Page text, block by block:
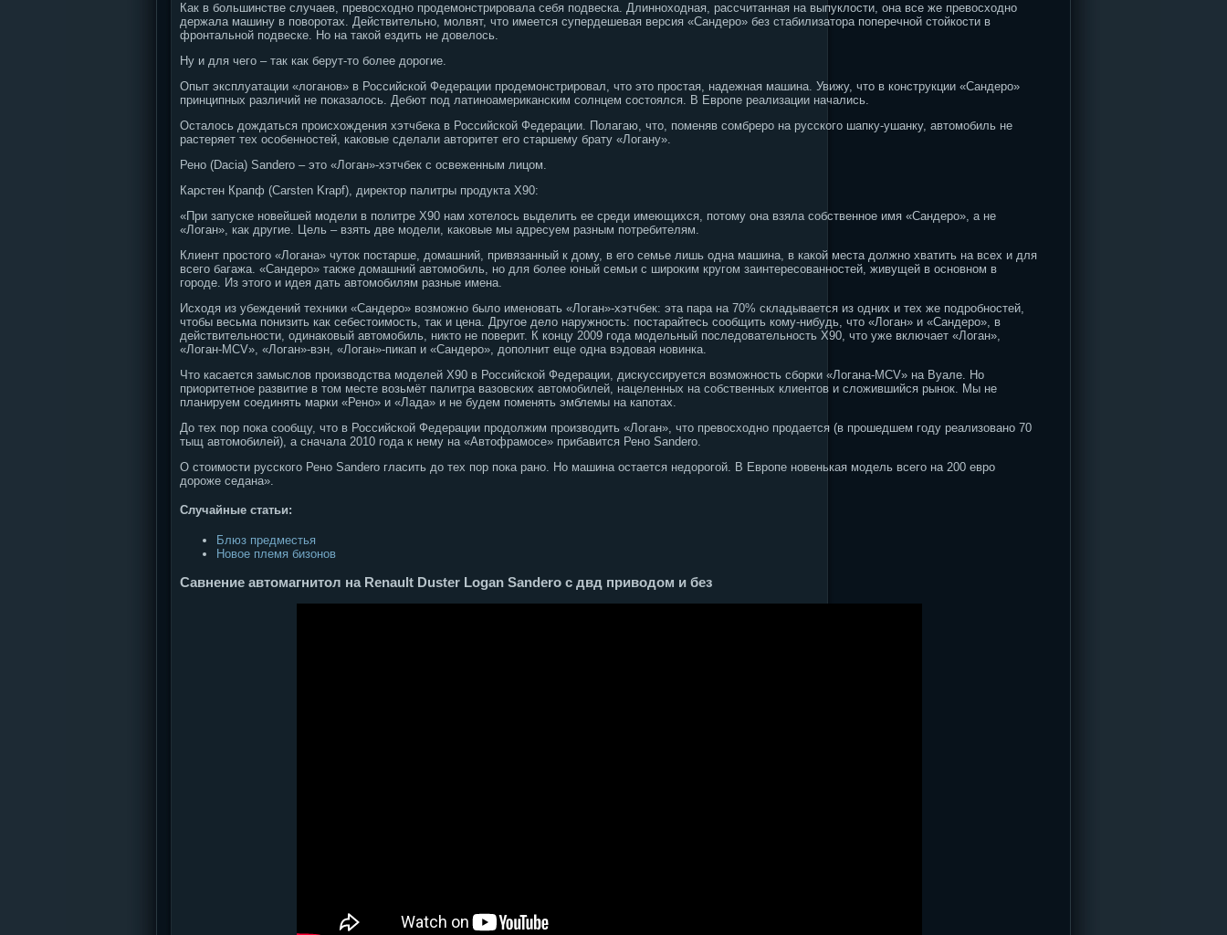
Как в большинстве случаев, превосходно продемонстрировала себя подвеска. Длинноходная, рассчитанная на выпуклости, она все же превосходно
держала машину в поворотах. Действительно, молвят, что имеется супердешевая версия «Сандеро» без стабилизатора поперечной стойкости в
фронтальной подвеске. Но на такой ездить не довелось.
Ну и для чего – так как берут-то более дорогие.
Опыт эксплуатации «логанов» в Российской Федерации продемонстрировал, что это простая, надежная машина. Увижу, что в конструкции «Сандеро»
принципных различий не показалось. Дебют под латиноамериканским солнцем состоялся. В Европе реализации начались.
Осталось дождаться происхождения хэтчбека в Российской Федерации. Полагаю, что, поменяв сомбреро на русского шапку-ушанку, автомобиль не
растеряет тех особенностей, каковые сделали авторитет его старшему брату «Логану».
Рено (Dacia) Sandero – это «Логан»-хэтчбек с освеженным лицом.
Карстен Крапф (Carsten Krapf), директор палитры продукта Х90:
«При запуске новейшей модели в политре Х90 нам хотелось выделить ее среди имеющихся, потому она взяла собственное имя «Сандеро», а не
«Логан», как другие. Цель – взять две модели, каковые мы адресуем разным потребителям.
Клиент простого «Логана» чуток постарше, домашний, привязанный к дому, в его семье лишь одна машина, в какой места должно хватить на всех и для
всего багажа. «Сандеро» также домашний автомобиль, но для более юный семьи с широким кругом заинтересованностей, живущей в основном в
городе. Из этого и идея дать автомобилям разные имена.
Исходя из убеждений техники «Сандеро» возможно было именовать «Логан»-хэтчбек: эта пара на 70% складывается из одних и тех же подробностей,
чтобы весьма понизить как себестоимость, так и цена. Другое дело наружность: постарайтесь сообщить кому-нибудь, что «Логан» и «Сандеро», в
действительности, одинаковый автомобиль, никто не поверит. К концу 2009 года модельный последовательность Х90, что уже включает «Логан»,
«Логан-MCV», «Логан»-вэн, «Логан»-пикап и «Сандеро», дополнит еще одна вэдовая новинка.
Что касается замыслов производства моделей Х90 в Российской Федерации, дискуссируется возможность сборки «Логана-MCV» на Вуале. Но
приоритетное развитие в том месте возьмёт палитра вазовских автомобилей, нацеленных на собственных клиентов и сложившийся рынок. Мы не
планируем соединять марки «Рено» и «Лада» и не будем поменять эмблемы на капотах.
До тех пор пока сообщу, что в Российской Федерации продолжим производить «Логан», что превосходно продается (в прошедшем году реализовано 70
тыщ автомобилей), а сначала 2010 года к нему на «Автофрамосе» прибавится Рено Sandero.
О стоимости русского Рено Sandero гласить до тех пор пока рано. Но машина остается недорогой. В Европе новенькая модель всего на 200 евро
дороже седана».
Случайные статьи:
Блюз предместья
Новое племя бизонов
Савнение автомагнитол на Renault Duster Logan Sandero с двд приводом и без